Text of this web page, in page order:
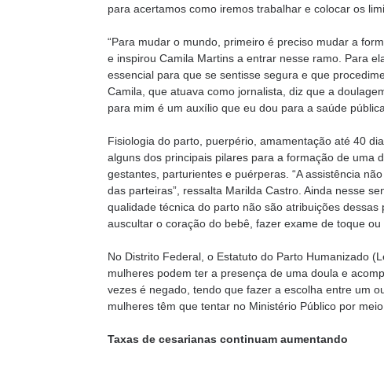
para acertamos como iremos trabalhar e colocar os
“Para mudar o mundo, primeiro é preciso mudar a
e inspirou Camila Martins a entrar nesse ramo. Para
essencial para que se sentisse segura e que
Camila, que atuava como jornalista, diz que a
para mim é um auxílio que eu dou para a saúde
Fisiologia do parto, puerpério, amamentação até 40
alguns dos principais pilares para a formação de uma
gestantes, parturientes e puérperas. “A assistência
das parteiras”, ressalta Marilda Castro. Ainda nesse
qualidade técnica do parto não são atribuições
auscultar o coração do bebê, fazer exame de toque
No Distrito Federal, o Estatuto do Parto Humanizado
mulheres podem ter a presença de uma doula e
vezes é negado, tendo que fazer a escolha entre um
mulheres têm que tentar no Ministério Público por
Taxas de cesarianas continuam aumentando